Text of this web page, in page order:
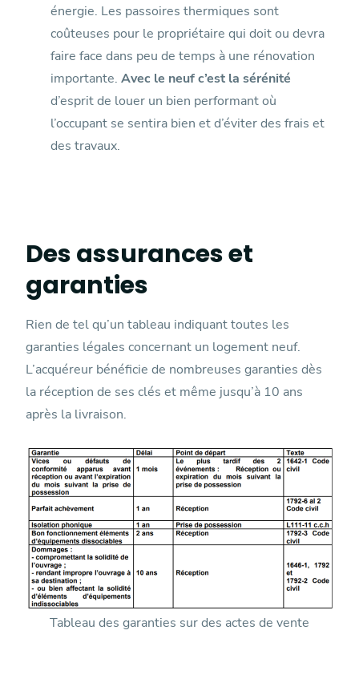
énergie. Les passoires thermiques sont
coûteuses pour le propriétaire qui doit ou devra
faire face dans peu de temps à une rénovation
importante. Avec le neuf c’est la sérénité
d’esprit de louer un bien performant où
l’occupant se sentira bien et d’éviter des frais et
des travaux.
Des assurances et
garanties
Rien de tel qu’un tableau indiquant toutes les
garanties légales concernant un logement neuf.
L’acquéreur bénéficie de nombreuses garanties dès
la réception de ses clés et même jusqu’à 10 ans
après la livraison.
Tableau des garanties sur des actes de vente